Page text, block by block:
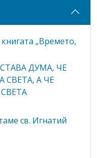
„Времето,
ДУМА, ЧЕ
СВЕТА, А ЧЕ
св. Игнатий